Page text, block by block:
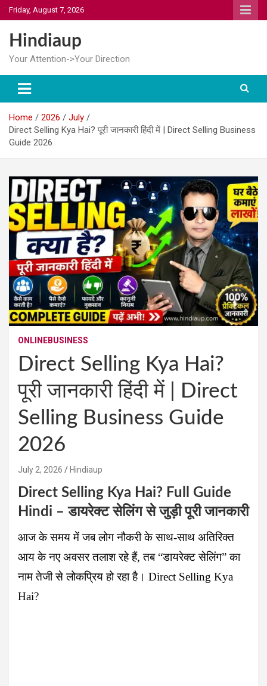
Skip
to
content
Friday, August 7, 2026
Hindiaup
Your Attention->Your Direction
Home 2026
July
Direct Selling Kya Hai? पूरी जानकारी हिंदी में | Direct Selling Business
Guide 2026
ONLINEBUSINESS
Direct Selling Kya Hai?
पूरी जानकारी हिंदी में | Direct
Selling Business Guide
2026
July 2, 2026 Hindiaup
Direct Selling Kya Hai? Full Guide
Hindi – डायरेक्ट सेलिंग से जुड़ी पूरी जानकारी
आज के समय में जब लोग नौकरी के साथ-साथ अतिरिक्त
आय के नए अवसर तलाश रहे हैं, तब “डायरेक्ट सेलिंग” का
नाम तेजी से लोकप्रिय हो रहा है। Direct Selling Kya
Hai?